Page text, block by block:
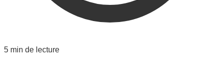
5 min de lecture